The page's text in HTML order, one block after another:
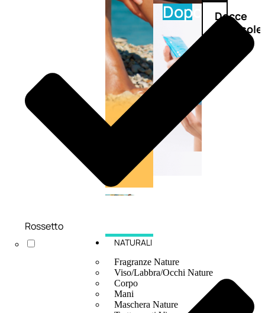
Doposole
Docce
doposole
NATURALI
Fragranze Nature
Viso/Labbra/Occhi Nature
Corpo
Mani
Maschera Nature
Rossetto